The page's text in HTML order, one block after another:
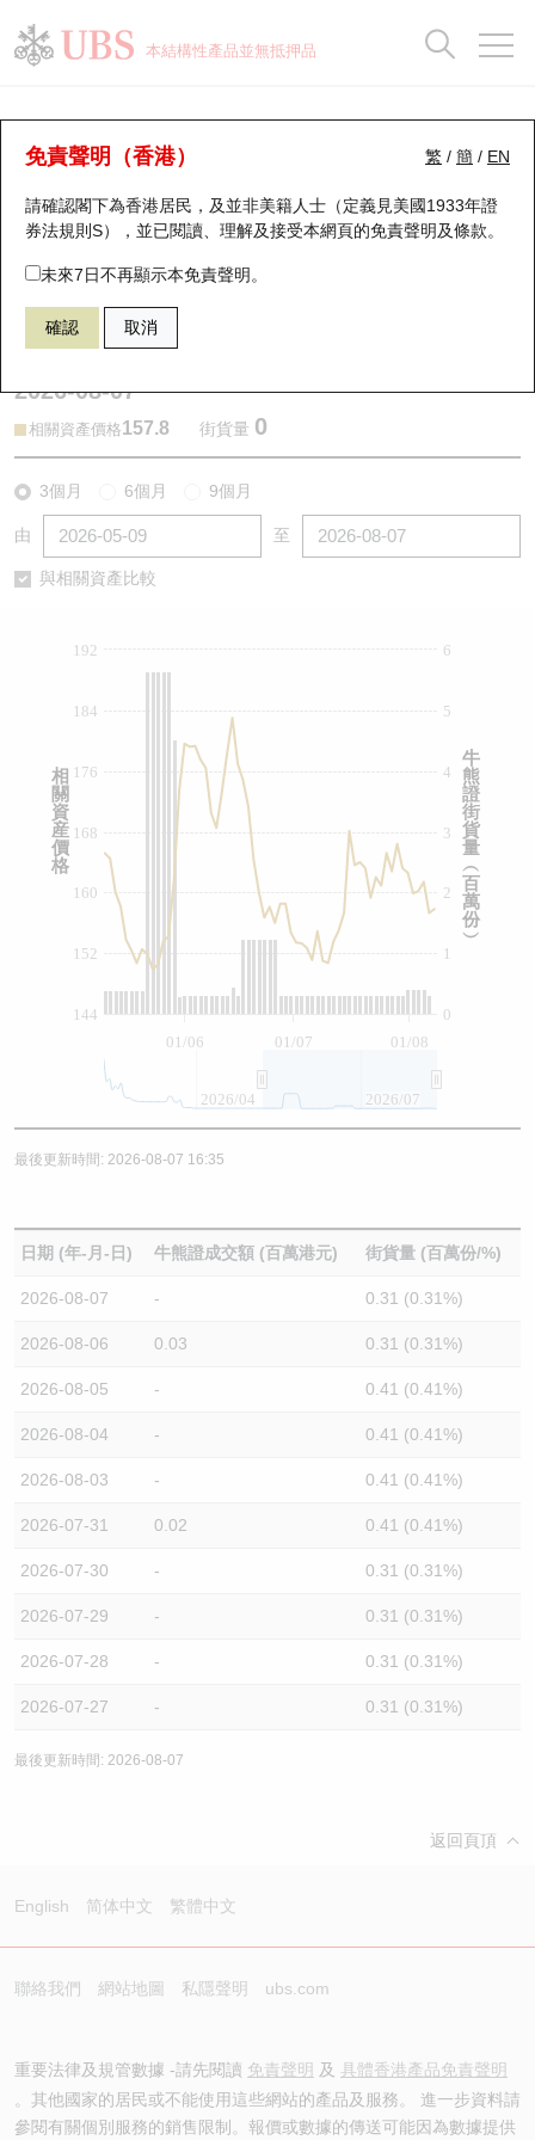
本結構性產品並無抵押品
繁 / 簡 / EN
免責聲明（香港）
請確認閣下為香港居民，及並非美籍人士（定義見美國1933年證
券法規則S），並已閱讀、理解及接受本網頁的免責聲明及條款。
未來7日不再顯示本免責聲明。
確認 取消
牛熊證分析儀
表現 街貨統計 比較
58910 瑞銀熊證 9992 泡泡瑪特
2026-08-07
相關資產價格157.8 街貨量 0
3個月 6個月 9個月
由 至
與相關資產比較
01/07
01/06 01/08
0
1
2
3
4
5
6
144
152
160
168
176
184
192
2026/04 2026/07
牛
熊
證
街
貨
量
︵
百
萬
份
︶
相
關
資
産
價
格
最後更新時間: 2026-08-07 16:35
日期 (年-月-日) 牛熊證成交額 (百萬港元) 街貨量 (百萬份/%)
2026-08-07 - 0.31 (0.31%)
2026-08-06 0.03 0.31 (0.31%)
2026-08-05 - 0.41 (0.41%)
2026-08-04 - 0.41 (0.41%)
2026-08-03 - 0.41 (0.41%)
2026-07-31 0.02 0.41 (0.41%)
2026-07-30 - 0.31 (0.31%)
2026-07-29 - 0.31 (0.31%)
2026-07-28 - 0.31 (0.31%)
2026-07-27 - 0.31 (0.31%)
最後更新時間: 2026-08-07
返回頁頂
English 简体中文 繁體中文
聯絡我們 網站地圖 私隱聲明 ubs.com
重要法律及規管數據 -請先閱讀 免責聲明 及 具體香港產品免責聲明
。其他國家的居民或不能使用這些網站的產品及服務。 進一步資料請
參閱有關個別服務的銷售限制。報價或數據的傳送可能因為數據提供
瑞銀認股證一覽
新發行瑞銀認股證
即將到期認股證
認股證到期結算價查詢
認股證分析儀
認股證/牛熊證日誌
街貨統計
比較
牛熊全景快搜
牛熊證搜尋
牛熊證街貨分佈圖
正股牛熊證列表
新發行瑞銀牛熊證
牛熊證到期結算價查詢
牛熊證文件及公告 (瑞信)
街貨統計
比較
十大升幅/跌幅
十大認股證成交分佈
十天股證佔大市成交
資金流
街貨統計
正股分析儀
二十大活躍股份
恒指成份股
國指成份股
科指成份股
中資ETFs溢價比較
收市競價變化
持股比重
顯示所有持股比重
每月輪證大市專題
輪證專欄
講座及教育短片
認股證投資者教育
牛熊證投資者教育